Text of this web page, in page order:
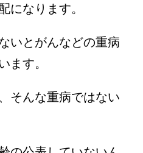
になります。
いとがんなどの重病
ます。
そんな重病ではない